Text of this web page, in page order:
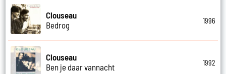
Clouseau
Bedrog
1996
Clouseau
Ben je daar vannacht
1992